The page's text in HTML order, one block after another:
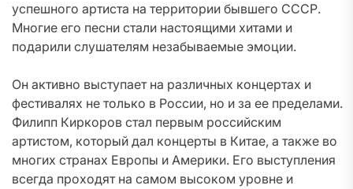
успешного артиста на территории бывшего СССР.
Многие его песни стали настоящими хитами и
подарили слушателям незабываемые эмоции.
Он активно выступает на различных концертах и
фестивалях не только в России, но и за ее пределами.
Филипп Киркоров стал первым российским
артистом, который дал концерты в Китае, а также во
многих странах Европы и Америки. Его выступления
всегда проходят на самом высоком уровне и